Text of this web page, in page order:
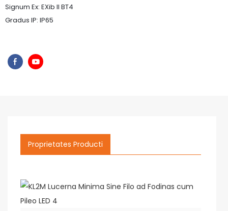
Signum Ex: EXib II BT4
Gradus IP: IP65
Proprietates Producti